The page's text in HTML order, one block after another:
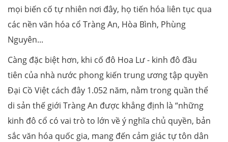
mọi biến cố tự nhiên nơi đây, họ tiến hóa liên tục qua
các nền văn hóa cổ Tràng An, Hòa Bình, Phùng
Nguyên...
Càng đặc biệt hơn, khi cố đô Hoa Lư - kinh đô đầu
tiên của nhà nước phong kiến trung ương tập quyền
Đại Cồ Việt cách đây 1.052 năm, nằm trong quần thể
di sản thế giới Tràng An được khẳng định là “những
kinh đô cổ có vai trò to lớn về ý nghĩa chủ quyền, bản
sắc văn hóa quốc gia, mang đến cảm giác tự tôn dân